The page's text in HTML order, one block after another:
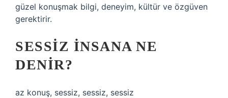
güzel konuşmak bilgi, deneyim, kültür ve özgüven
gerektirir.
SESSIZ INSANA NE
DENIR?
az konuş, sessiz, sessiz, sessiz